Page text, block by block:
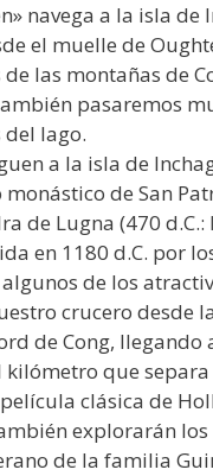
navega a la isla
el muelle de
las montañas de
pasaremos
lago.
a la isla de
de San
de Lugna (470
en 1180 d.C. por
algunos de los
crucero desde
de Cong,
kilómetro que
clásica de
explorarán
de la familia